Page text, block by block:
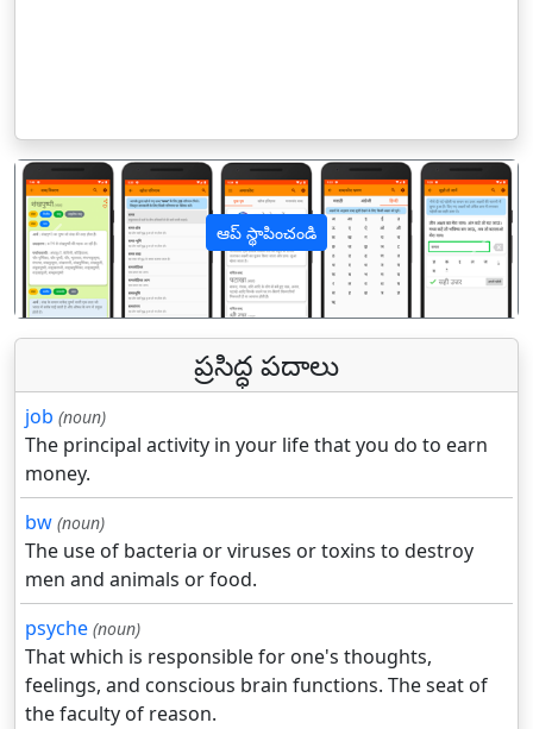
ఆప్ స్థాపించండి
पिछला
ప్రసిద్ధ పదాలు
job (noun)
The principal activity in your life that you do to earn
money.
bw (noun)
The use of bacteria or viruses or toxins to destroy
men and animals or food.
psyche (noun)
That which is responsible for one's thoughts,
feelings, and conscious brain functions. The seat of
the faculty of reason.